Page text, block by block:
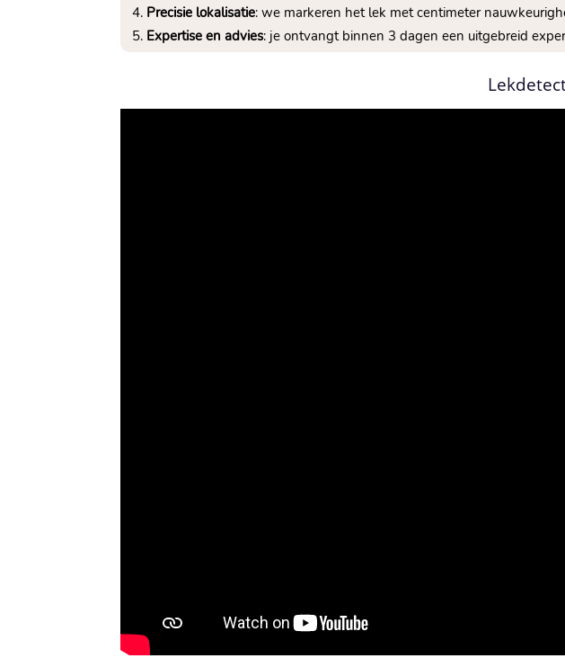
Precisie lokalisatie: we markeren het lek met centimeter
Expertise en advies: je ontvangt binnen 3 dagen een uitgebreid